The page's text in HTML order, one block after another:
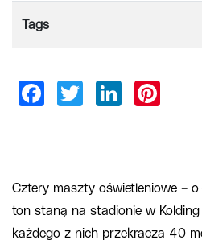
Tags
Cztery maszty oświetleniowe –
ton staną na stadionie w Kolding
każdego z nich przekracza 40